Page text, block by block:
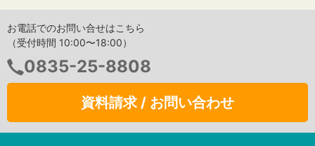
お電話でのお問い合せはこちら
（受付時間 10:00〜18:00）
電
話
号：
0835-25-8808
資料請求 / お問い合わせ